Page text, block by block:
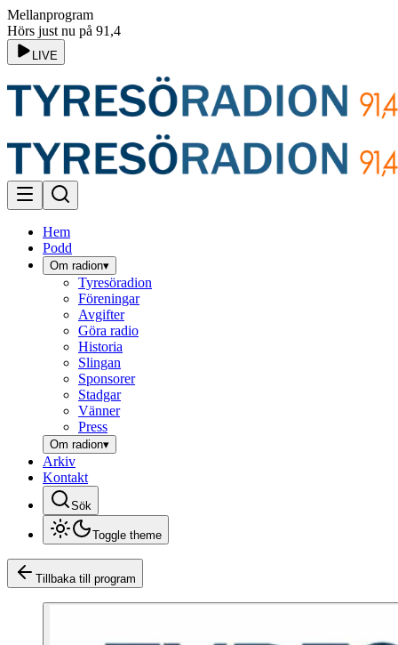
Mellanprogram
Hörs just nu på 91,4
LIVE
Hem
Podd
Om radion▾
Tyresöradion
Föreningar
Avgifter
Göra radio
Historia
Slingan
Sponsorer
Stadgar
Vänner
Press
Om radion▾
Arkiv
Kontakt
Sök
Toggle theme
Tillbaka till program